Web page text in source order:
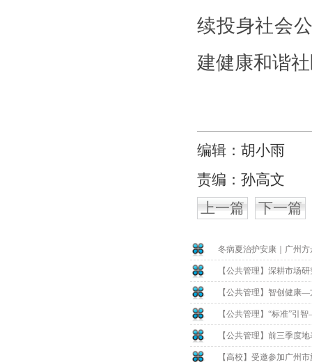
续投身社会
建健康和谐
编辑：胡小雨
责编：孙高文
上一篇
下一篇
冬病夏治护安康｜广州
【公共管理】深耕市场
【公共管理】智创健康
【公共管理】“标准”引
【公共管理】前三季度
【高校】受邀参加广州